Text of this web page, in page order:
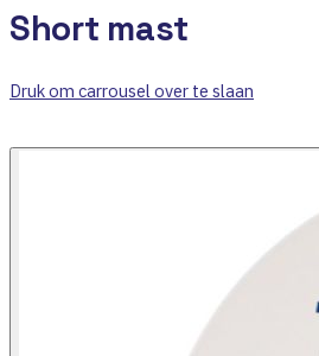
Short mast
Druk om carrousel over te slaan